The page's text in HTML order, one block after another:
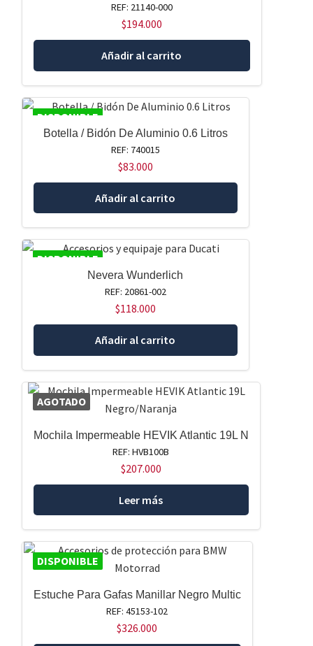
REF: 21140-000
$194.000
Añadir al carrito
DISPONIBLE
Botella / Bidón De Aluminio 0.6 Litros
REF: 740015
$83.000
Añadir al carrito
DISPONIBLE
Nevera Wunderlich
REF: 20861-002
$118.000
Añadir al carrito
AGOTADO
Mochila Impermeable HEVIK Atlantic 19L N
REF: HVB100B
$207.000
Leer más
DISPONIBLE
Estuche Para Gafas Manillar Negro Multic
REF: 45153-102
$326.000